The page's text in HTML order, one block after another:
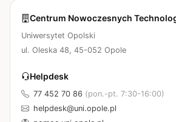
Centrum Nowoczesnych
Uniwersytet Opolski
ul. Oleska 48, 45-052 Opole
Helpdesk
77 452 70 86 (pon.-pt. 7:30-16:00)
helpdesk@uni.opole.pl